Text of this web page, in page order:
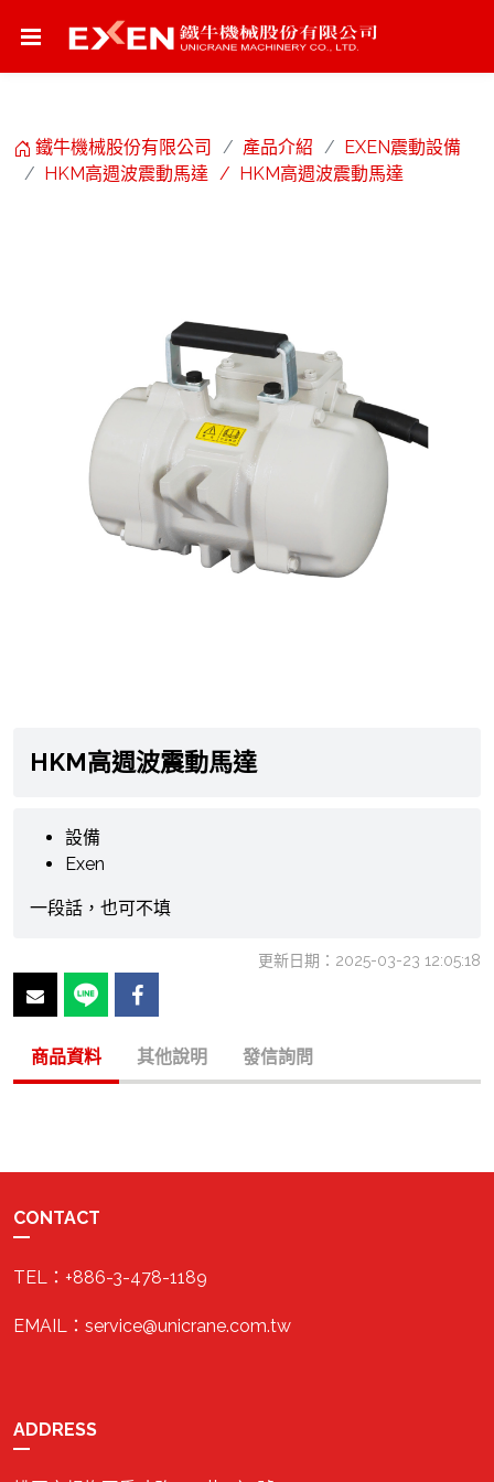
鐵牛機械股份有限公司 產品介紹
EXEN震動設備
HKM高週波震動馬達
HKM高週波震動馬達
HKM高週波震動馬達
設備
Exen
一段話，也可不填
更新日期：2025-03-23 12:05:18
商品資料 其他說明 發信詢問
CONTACT
TEL：+886-3-478-1189
EMAIL：service@unicrane.com.tw
ADDRESS